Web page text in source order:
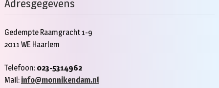
Adresgegevens
Gedempte Raamgracht 1-9
2011 WE Haarlem
Telefoon: 023-5314962
Mail: info@monnikendam.nl